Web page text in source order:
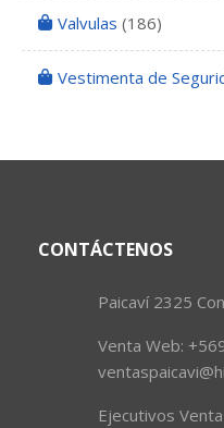
Valvulas (186)
Vestimenta de
CONTÁCTENOS
Paicaví 2325
Venta Web:
Ejecutivos